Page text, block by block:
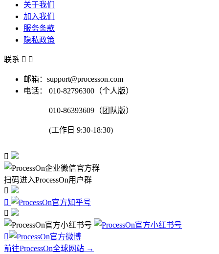
关于我们
加入我们
服务条款
隐私政策
联系  
邮箱：support@processon.com
电话：
010-82796300（个人版）
010-86393609（团队版）
(工作日 9:30-18:30)

扫码进入ProcessOn用户群




前往ProcessOn全球网站 →